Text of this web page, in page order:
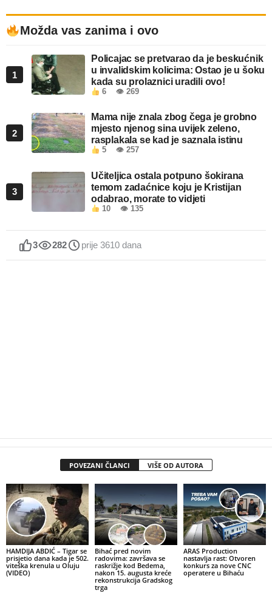
Možda vas zanima i ovo
1
Policajac se pretvarao da je beskućnik
u invalidskim kolicima: Ostao je u šoku
kada su prolaznici uradili ovo!
6 👁 269
2
Mama nije znala zbog čega je grobno
mjesto njenog sina uvijek zeleno,
rasplakala se kad je saznala istinu
5 👁 257
3
Učiteljica ostala potpuno šokirana
temom zadaćnice koju je Kristijan
odabrao, morate to vidjeti
10 👁 135
3 282 prije 3610 dana
POVEZANI ČLANCI VIŠE OD AUTORA
HAMDIJA ABDIĆ – Tigar se
prisjetio dana kada je 502.
viteška krenula u Oluju
(VIDEO)
Bihać pred novim
radovima: završava se
raskrižje kod Bedema,
nakon 15. augusta kreće
rekonstrukcija Gradskog
trga
ARAS Production
nastavlja rast: Otvoren
konkurs za nove CNC
operatere u Bihaću